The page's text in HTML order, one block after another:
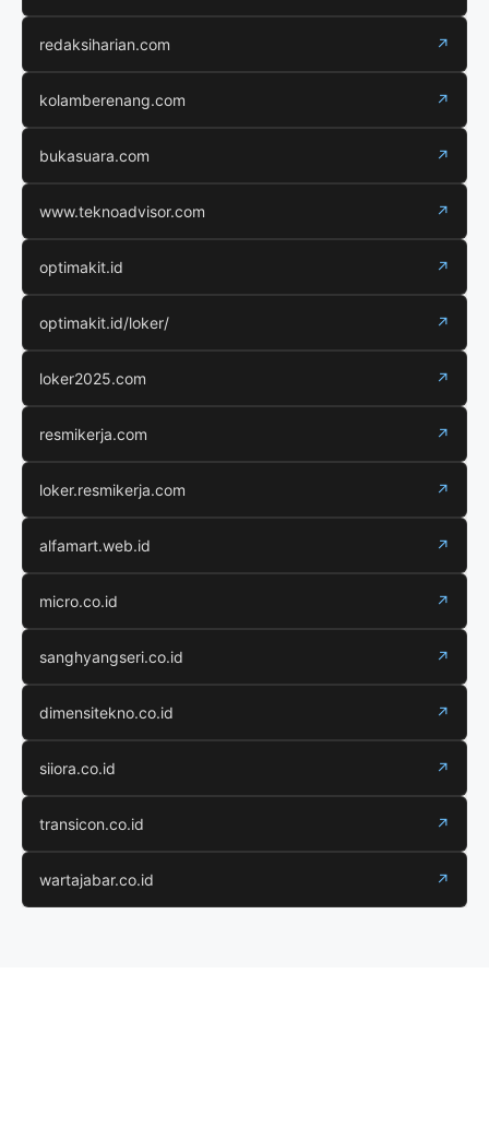
redaksiharian.com ↗
kolamberenang.com ↗
bukasuara.com ↗
www.teknoadvisor.com ↗
optimakit.id ↗
optimakit.id/loker/ ↗
loker2025.com ↗
resmikerja.com ↗
loker.resmikerja.com ↗
alfamart.web.id ↗
micro.co.id ↗
sanghyangseri.co.id ↗
dimensitekno.co.id ↗
siiora.co.id ↗
transicon.co.id ↗
wartajabar.co.id ↗